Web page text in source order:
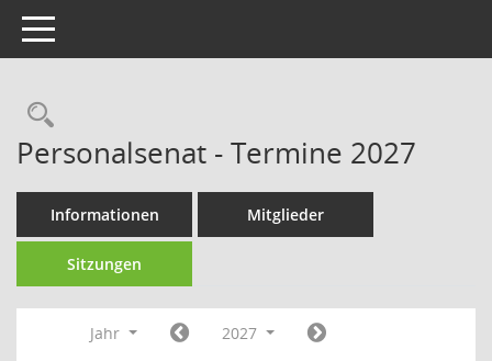
Toggle navigation
Rechercheauswahl
Personalsenat - Termine 2027
Informationen Mitglieder
Sitzungen
Jahr
2027